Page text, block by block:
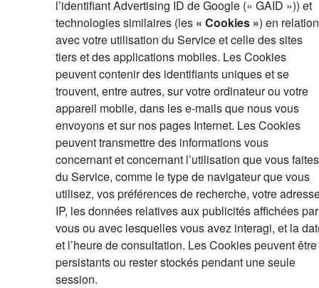
l’identifiant Advertising ID de Google (« GAID »)) et
technologies similaires (les « Cookies ») en relation
avec votre utilisation du Service et celle des sites
tiers et des applications mobiles. Les Cookies
peuvent contenir des identifiants uniques et se
trouvent, entre autres, sur votre ordinateur ou votre
appareil mobile, dans les e-mails que nous vous
envoyons et sur nos pages Internet. Les Cookies
peuvent transmettre des informations vous
concernant et concernant l’utilisation que vous faites
du Service, comme le type de navigateur que vous
utilisez, vos préférences de recherche, votre
IP, les données relatives aux publicités affichées par
vous ou avec lesquelles vous avez interagi, et la
et l’heure de consultation. Les Cookies peuvent être
persistants ou rester stockés pendant une seule
session.